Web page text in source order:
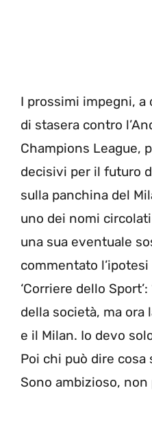
I prossimi impegni, a
di stasera contro
Champions League,
decisivi per il futuro
sulla panchina del
uno dei nomi
una sua eventuale
commentato
‘Corriere dello
della società, ma ora
e il Milan. Io devo
Poi chi può dire
Sono ambizioso, non